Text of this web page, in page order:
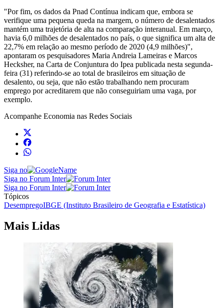
"Por fim, os dados da Pnad Contínua indicam que, embora se
verifique uma pequena queda na margem, o número de desalentados
mantém uma trajetória de alta na comparação interanual. Em março,
havia 6,0 milhões de desalentados no país, o que significa um alta de
22,7% em relação ao mesmo período de 2020 (4,9 milhões)",
apontaram os pesquisadores Maria Andreia Lameiras e Marcos
Hecksher, na Carta de Conjuntura do Ipea publicada nesta segunda-
feira (31) referindo-se ao total de brasileiros em situação de
desalento, ou seja, que não estão trabalhando nem procuram
emprego por acreditarem que não conseguiriam uma vaga, por
exemplo.
Acompanhe Economia nas Redes Sociais
Siga no
Siga no Forum Inter
Siga no Forum Inter
Tópicos
DesempregoIBGE (Instituto Brasileiro de Geografia e Estatística)
Mais Lidas